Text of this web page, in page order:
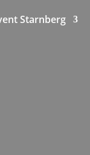
Starnberg